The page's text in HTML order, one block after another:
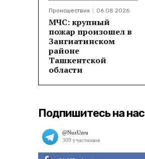
Происшествия 06.08.2026
МЧС: крупный
пожар произошел в
Зангиатинском
районе
Ташкентской
области
Подпишитесь на нас